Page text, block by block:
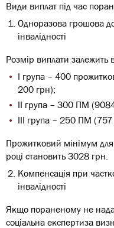
Види виплат під час
Одноразова грошова
інвалідності
Розмір виплати залежить
І група – 400
200 грн);
ІІ група – 300 ПМ
ІІІ група – 250 ПМ
Прожитковий мінімум
році становить 3028 грн.
Компенсація при
інвалідності
Якщо пораненому не
соціальна експертиза